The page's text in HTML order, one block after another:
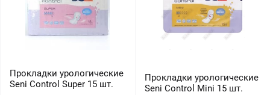
Прокладки урологические
Seni Control Super 15 шт.
Прокладки урологические
Seni Control Mini 15 шт.